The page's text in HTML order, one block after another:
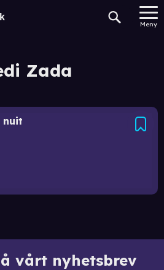
Meny
Zada
nuit
vårt nyhetsbrev